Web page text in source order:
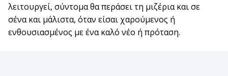
λειτουργεί, σύντομα θα περάσει τη μιζέρια και σε
σένα και μάλιστα, όταν είσαι χαρούμενος ή
ενθουσιασμένος με ένα καλό νέο ή πρόταση.